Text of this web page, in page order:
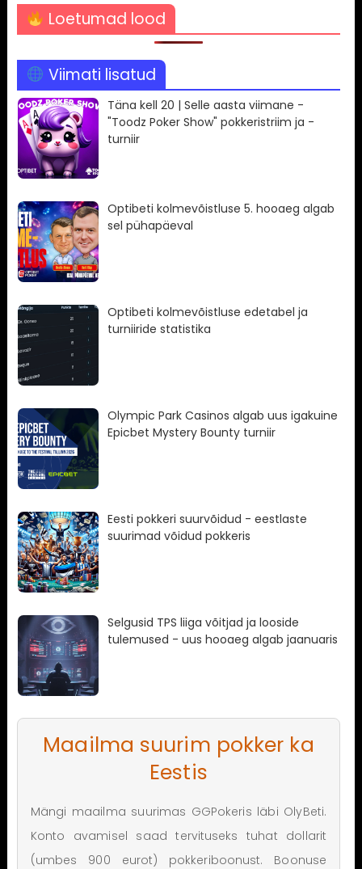
Loetumad lood
Viimati lisatud
Täna kell 20 | Selle aasta viimane -
"Toodz Poker Show" pokkeristriim ja -
turniir
Optibeti kolmevõistluse 5. hooaeg algab
sel pühapäeval
Optibeti kolmevõistluse edetabel ja
turniiride statistika
Olympic Park Casinos algab uus igakuine
Epicbet Mystery Bounty turniir
Eesti pokkeri suurvõidud - eestlaste
suurimad võidud pokkeris
Selgusid TPS liiga võitjad ja looside
tulemused - uus hooaeg algab jaanuaris
Maailma suurim pokker ka
Eestis
Mängi maailma suurimas GGPokeris läbi OlyBeti.
Konto avamisel saad tervituseks tuhat dollarit
(umbes 900 eurot) pokkeriboonust. Boonuse